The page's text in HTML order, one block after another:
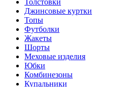
Толстовки
Джинсовые куртки
Топы
Футболки
Жакеты
Шорты
Меховые изделия
Юбки
Комбинезоны
Купальники